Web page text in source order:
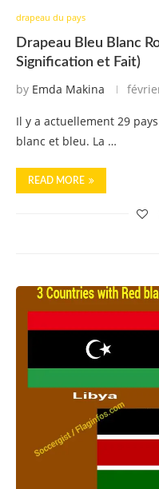
drapeau du pays
Drapeau Bleu Blanc
Signification et Fait)
by Emda Makina
Il y a actuellement 29
blanc et bleu. La …
READ MORE